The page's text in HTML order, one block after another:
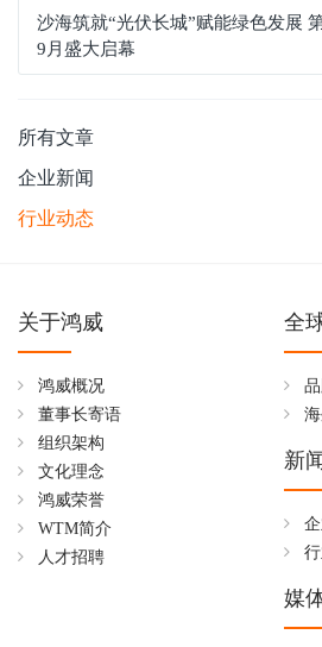
沙海筑就“光伏长城”赋能绿色发展
9月盛大启幕
所有文章
企业新闻
行业动态
关于鸿威
鸿威概况
董事长寄语
组织架构
文化理念
鸿威荣誉
WTM简介
人才招聘
全
新
媒